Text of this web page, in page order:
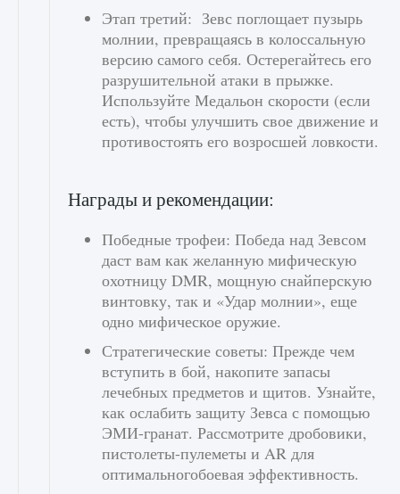
Этап третий: Зевс поглощает пузырь
молнии, превращаясь в колоссальную
версию самого себя. Остерегайтесь его
разрушительной атаки в прыжке.
Используйте Медальон скорости (если
есть), чтобы улучшить свое движение и
противостоять его возросшей ловкости.
Награды и рекомендации:
Победные трофеи: Победа над Зевсом
даст вам как желанную мифическую
охотницу DMR, мощную снайперскую
винтовку, так и «Удар молнии», еще
одно мифическое оружие.
Стратегические советы: Прежде чем
вступить в бой, накопите запасы
лечебных предметов и щитов. Узнайте,
как ослабить защиту Зевса с помощью
ЭМИ-гранат. Рассмотрите дробовики,
пистолеты-пулеметы и AR для
оптимальногобоевая эффективность.